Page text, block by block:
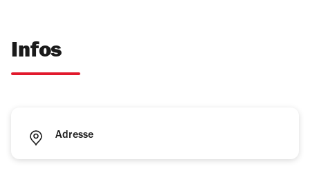
Infos
Adresse